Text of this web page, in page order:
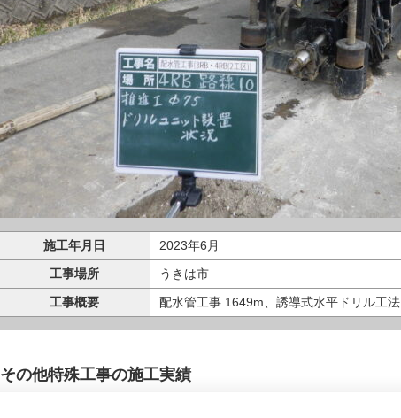
施工年月日
2023年6月
工事場所
うきは市
工事概要
配水管工事 1649m、誘導式水平ドリル工法
その他特殊工事の施工実績